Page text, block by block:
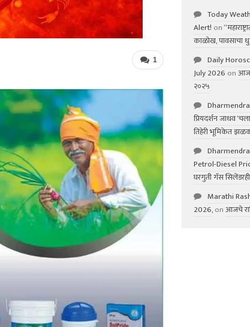
1
Today
Alert! on
काळोख, पावसाचा
Daily
July 2026 on
२०२५
प्रियदर्शन जाधव
तिहेरी भूमिकेत
Petrol-Diesel
घरगुती गॅस
Marathi
2026,onआजचे